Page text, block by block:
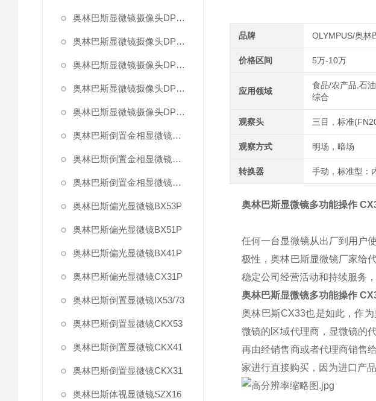
奥林巴斯显微镜摄像头DP22
奥林巴斯显微镜摄像头DP80
奥林巴斯显微镜摄像头DP73
奥林巴斯显微镜摄像头DP26
奥林巴斯显微镜摄像头DP21
奥林巴斯倒置金相显微镜GX71
奥林巴斯倒置金相显微镜GX51
奥林巴斯倒置金相显微镜GX41
奥林巴斯偏光显微镜BX53P
奥林巴斯偏光显微镜BX51P
奥林巴斯偏光显微镜BX41P
奥林巴斯偏光显微镜CX31P
奥林巴斯倒置显微镜IX53/73
奥林巴斯倒置显微镜CKX53
奥林巴斯倒置显微镜CKX41
奥林巴斯倒置显微镜CKX31
奥林巴斯体视显微镜SZX16
品牌 OLYMPUS/奥林
价格区间 5万-10万
应用领域
食品/农产品,石
综合
观察头 三目，标准
观察方式 明场，暗场
转换器 手动，标准型：
奥林巴斯显微镜多功能操作
任何一台显微镜从出厂到用户
极性，奥林巴斯显微镜厂家给
稳定公司经营活动和持续服务
奥林巴斯显微镜多功能操作
奥林巴斯CX33也是如此，作
微镜的区域代理商，显微镜的
再由经销售商或者代理商销售
家进行直接购买，因为进口产